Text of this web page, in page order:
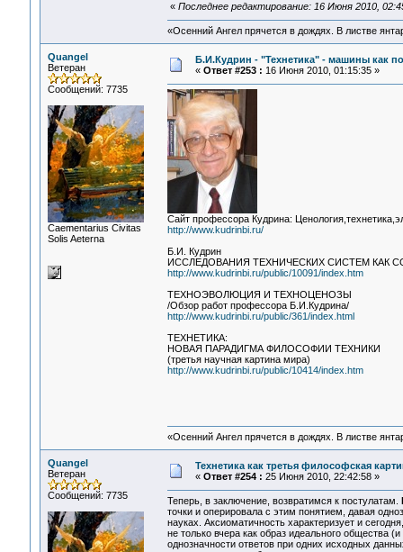
« Последнее редактирование: 16 Июня 2010,
«Осенний Ангел прячется в дождях. В листве
Quangel
Ветеран
Сообщений: 7735
Сaementarius Civitas
Solis Aeterna
Б.И.Кудрин - "Технетика" - машины как
« Ответ #253 : 16 Июня 2010, 01:15:35 »
Сайт профессора Кудрина:
http://www.kudrinbi.ru/
Б.И. Кудрин
ИССЛЕДОВАНИЯ ТЕХНИЧЕСКИХ СИСТЕМ КАК
http://www.kudrinbi.ru/public/10091/index.htm
ТЕХНОЭВОЛЮЦИЯ И ТЕХНОЦЕНОЗЫ
/Обзор работ профессора Б.И.Кудрина/
http://www.kudrinbi.ru/public/361/index.html
ТЕХНЕТИКА:
НОВАЯ ПАРАДИГМА ФИЛОСОФИИ ТЕХНИКИ
(третья научная картина мира)
http://www.kudrinbi.ru/public/10414/index.htm
«Осенний Ангел прячется в дождях. В листве
Quangel
Ветеран
Сообщений: 7735
Технетика как третья философская
« Ответ #254 : 25 Июня 2010, 22:42:58 »
Теперь, в заключение, возвратимся к постулатам.
точки и оперировала с этим понятием, давая
науках. Аксиоматичность характеризует и
не только вчера как образ идеального общества
однозначности ответов при одних исходных